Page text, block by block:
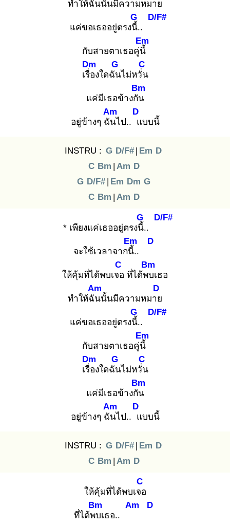
ทำให้ฉันนั้นมีความหมาย
แค่ขอเธออยู่ตรงนี้.
G
.
D/F#
กับสายตาเธอคู่นี้
Em
เรื่อ
Dm
งใดฉัน
G
ไม่หวั่น
C
แค่มีเธอข้างกัน
Bm
อยู่ข้างๆ ฉัน
Am
ไป.. แ
D
บบนี้
INSTRU : G D/F# | Em D
C Bm | Am D
G D/F# | Em Dm G
C Bm | Am D
* เพียงแค่เธออยู่ตรงนี้.
G
.
D/F#
จะใช้เวลาจากนี้.
Em
.
D
ให้คุ้มที่ได้พบเจอ
C
ที่ได้พบ
Bm
เธอ
ทำให้ฉัน
Am
นั้นมีความหมาย
D
แค่ขอเธออยู่ตรงนี้.
G
.
D/F#
กับสายตาเธอคู่นี้
Em
เรื่อ
Dm
งใดฉัน
G
ไม่หวั่น
C
แค่มีเธอข้างกัน
Bm
อยู่ข้างๆ ฉัน
Am
ไป.. แ
D
บบนี้
INSTRU : G D/F# | Em D
C Bm | Am D
ให้คุ้มที่ได้พบเจอ
C
ที่ได้พบ
Bm
เธอ..
Am D